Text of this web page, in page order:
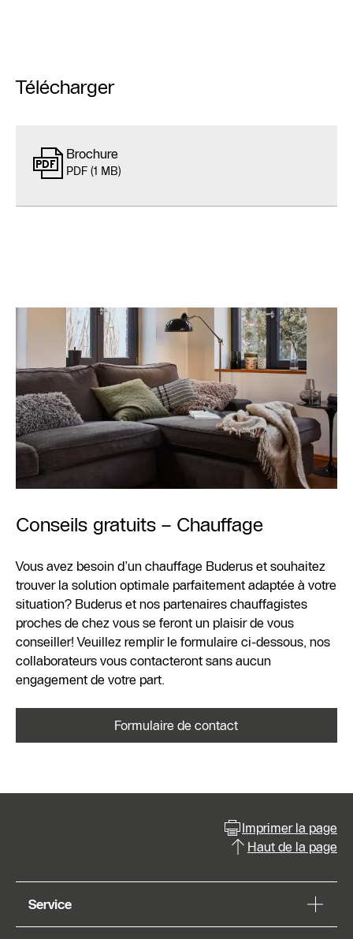
Télécharger
Brochure
PDF (1 MB)
Conseils gratuits – Chauffage
Vous avez besoin d’un chauffage Buderus et souhaitez
trouver la solution optimale parfaitement adaptée à votre
situation? Buderus et nos partenaires chauffagistes
proches de chez vous se feront un plaisir de vous
conseiller! Veuillez remplir le formulaire ci-dessous, nos
collaborateurs vous contacteront sans aucun
engagement de votre part.
Formulaire de contact
Imprimer la page
Haut de la page
Service